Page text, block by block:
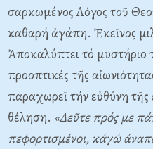
σαρκωμένος Λόγος τοῦ
καθαρή ἀγάπη. Ἐκεῖνος
Ἀποκαλύπτει τό μυστήριο
προοπτικές τῆς
παραχωρεῖ τήν εὐθύνη τῆς
θέληση. «Δεῦτε πρός με
πεφορτισμένοι, κἀγώ